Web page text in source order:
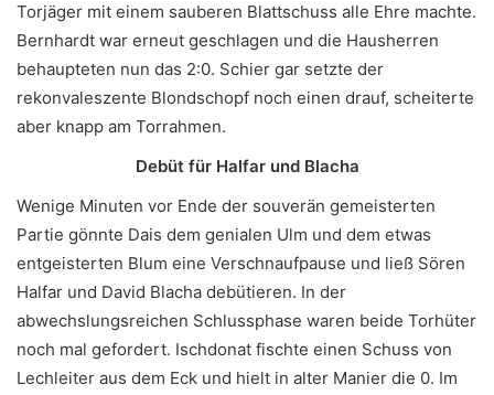
Torjäger mit einem sauberen Blattschuss alle Ehre machte.
Bernhardt war erneut geschlagen und die Hausherren
behaupteten nun das 2:0. Schier gar setzte der
rekonvaleszente Blondschopf noch einen drauf, scheiterte
aber knapp am Torrahmen.
Debüt für Halfar und Blacha
Wenige Minuten vor Ende der souverän gemeisterten
Partie gönnte Dais dem genialen Ulm und dem etwas
entgeisterten Blum eine Verschnaufpause und ließ Sören
Halfar und David Blacha debütieren. In der
abwechslungsreichen Schlussphase waren beide Torhüter
noch mal gefordert. Ischdonat fischte einen Schuss von
Lechleiter aus dem Eck und hielt in alter Manier die 0. Im